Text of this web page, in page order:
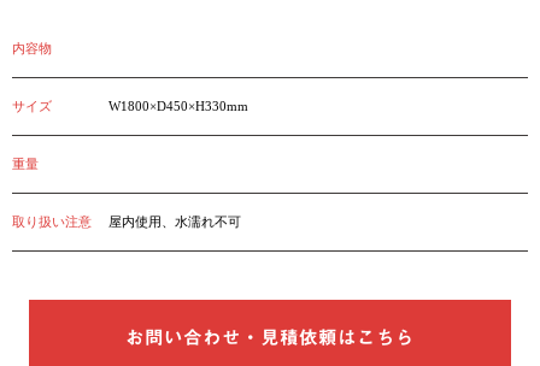
内容物
サイズ W1800×D450×H330mm
重量
取り扱い注意 屋内使用、水濡れ不可
お問い合わせ・見積依頼はこちら